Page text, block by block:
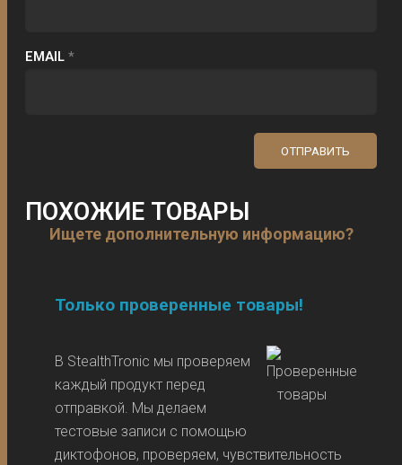
EMAIL*
ПОХОЖИЕ ТОВАРЫ
Ищете дополнительную информацию?
Только проверенные товары!
В StealthTronic мы проверяем
каждый продукт перед
отправкой. Мы делаем
тестовые записи с помощью
диктофонов, проверяем, чувствительность